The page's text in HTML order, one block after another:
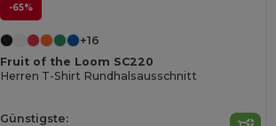
-65%
+16
Fruit of the Loom SC220
Herren T-Shirt Rundhalsausschnitt
Günstigste: